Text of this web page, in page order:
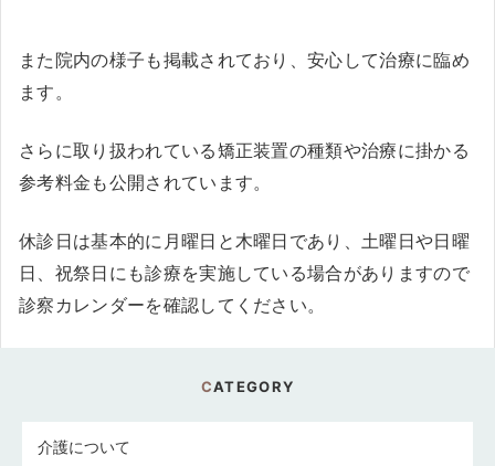
また院内の様子も掲載されており、安心して治療に臨め
ます。
さらに取り扱われている矯正装置の種類や治療に掛かる
参考料金も公開されています。
休診日は基本的に月曜日と木曜日であり、土曜日や日曜
日、祝祭日にも診療を実施している場合がありますので
診察カレンダーを確認してください。
CATEGORY
介護について